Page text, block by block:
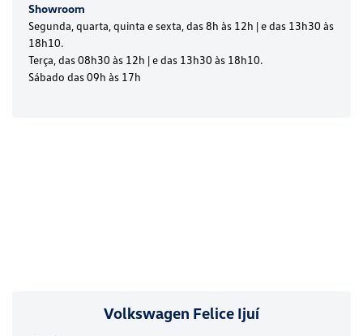
Showroom
Segunda, quarta, quinta e sexta, das 8h às 12h | e das 13h30 às
18h10.
Terça, das 08h30 às 12h | e das 13h30 às 18h10.
Sábado das 09h às 17h
Volkswagen Felice Ijuí